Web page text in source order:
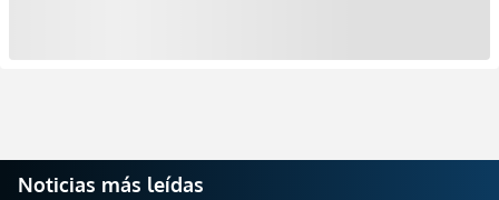
Noticias más leídas